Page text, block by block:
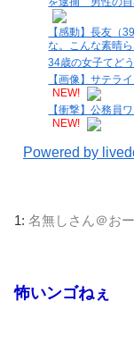
【感動】長友（
な。こんな素晴
34歳の女子てど
【画像】サテラ
NEW!
【衝撃】公務員
NEW!
Powered by
1: 名無しさん＠お
怖いンゴねぇ